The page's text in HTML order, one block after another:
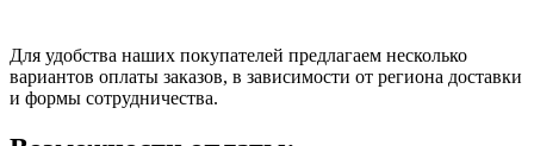
Для удобства наших покупателей предлагаем несколько
вариантов оплаты заказов, в зависимости от региона доставки
и формы сотрудничества.